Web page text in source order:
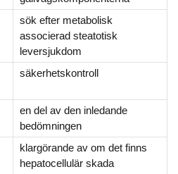
sök efter metabolisk
associerad steatotisk
leversjukdom
säkerhetskontroll
en del av den inledande
bedömningen
klargörande av om det finns
hepatocellulär skada